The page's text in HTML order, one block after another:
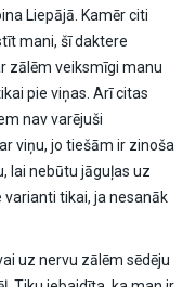
Liepājā. Kamēr citi
mani, šī daktere
zālēm veiksmīgi manu
pie viņas. Arī citas
nav varējuši
viņu, jo tiešām ir zinoša
lai nebūtu jāguļas uz
tikai, ja nesanāk
uz nervu zālēm sēdēju